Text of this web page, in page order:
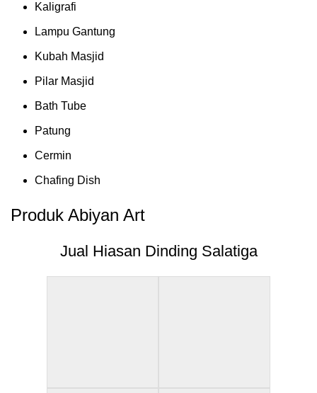
Kaligrafi
Lampu Gantung
Kubah Masjid
Pilar Masjid
Bath Tube
Patung
Cermin
Chafing Dish
Produk Abiyan Art
Jual Hiasan Dinding Salatiga